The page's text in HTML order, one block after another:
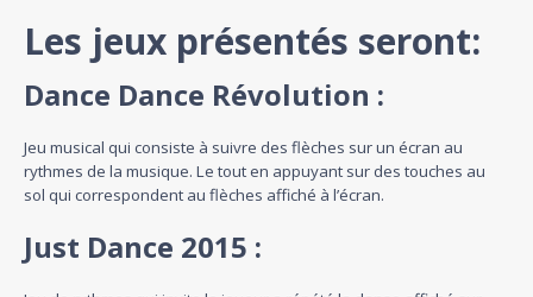
Les jeux présentés seront:
Dance Dance Révolution :
Jeu musical qui consiste à suivre des flèches sur un écran au
rythmes de la musique. Le tout en appuyant sur des touches au
sol qui correspondent au flèches affiché à l’écran.
Just Dance 2015 :